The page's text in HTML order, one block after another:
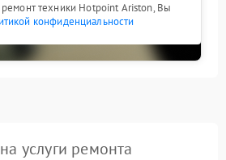
ремонт техники Hotpoint Ariston, Вы
конфиденциальности
услуги ремонта